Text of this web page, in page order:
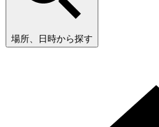
場所、日時から探す